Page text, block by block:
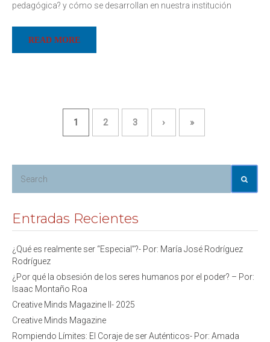
pedagógica? y cómo se desarrollan en nuestra institución
READ MORE
1 2 3 › »
Entradas Recientes
¿Qué es realmente ser “Especial”?- Por: María José Rodríguez
Rodríguez
¿Por qué la obsesión de los seres humanos por el poder? – Por:
Isaac Montaño Roa
Creative Minds Magazine II- 2025
Creative Minds Magazine
Rompiendo Límites: El Coraje de ser Auténticos- Por: Amada